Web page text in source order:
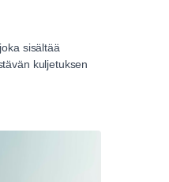
sisältää
kuljetuksen